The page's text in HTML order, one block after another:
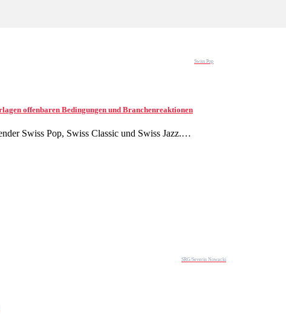
Swiss Pop
offenbaren Bedingungen und Branchenreaktionen
Swiss Pop, Swiss Classic und Swiss Jazz.…
SRG/Severin Nowacki